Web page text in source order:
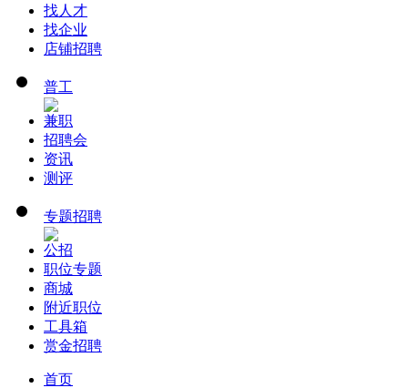
找人才
找企业
店铺招聘
普工
兼职
招聘会
资讯
测评
专题招聘
公招
职位专题
商城
附近职位
工具箱
赏金招聘
首页